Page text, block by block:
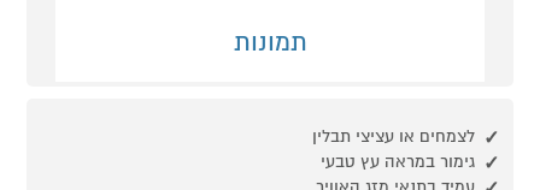
תמונות
לצמחים או עציצי תבלין
גימור במראה עץ טבעי